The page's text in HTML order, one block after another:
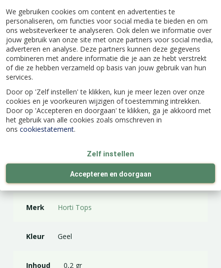
We gebruiken cookies om content en advertenties te
personaliseren, om functies voor social media te bieden en om
ons websiteverkeer te analyseren. Ook delen we informatie over
jouw gebruik van onze site met onze partners voor social media,
adverteren en analyse. Deze partners kunnen deze gegevens
combineren met andere informatie die je aan ze hebt verstrekt
of die ze hebben verzameld op basis van jouw gebruik van hun
services.
Door op 'Zelf instellen' te klikken, kun je meer lezen over onze
cookies en je voorkeuren wijzigen of toestemming intrekken.
Door op 'Accepteren en doorgaan' te klikken, ga je akkoord met
het gebruik van alle cookies zoals omschreven in
ons cookiestatement.
Zelf instellen
Accepteren en doorgaan
Zaaien binnen: februari - mei
Oogsten: juli - oktober
Eénjarig
Specificaties
8711117244257
Latijnse naam Capsicum annuum
Merk Horti Tops
Kleur Geel
Inhoud 0,2 gr